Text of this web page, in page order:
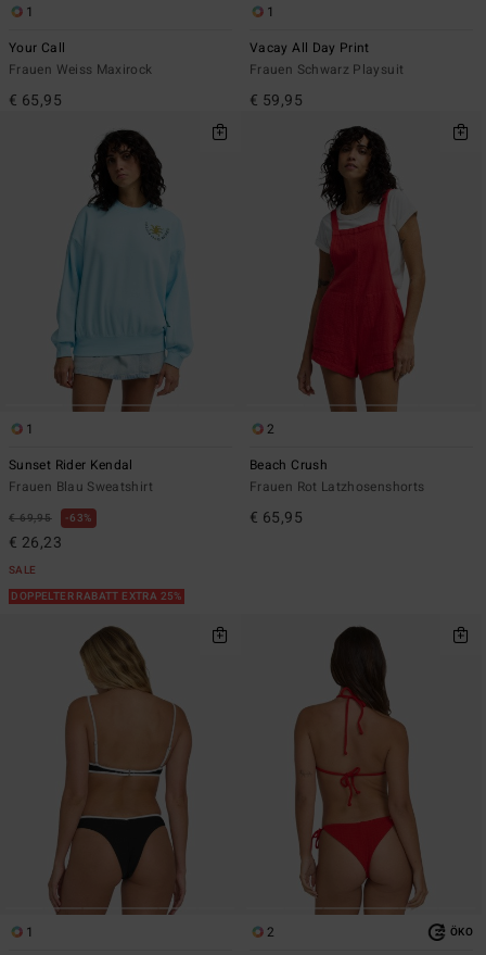
1
Your Call
Frauen Weiss Maxirock
€ 65,95
1
Vacay All Day Print
Frauen Schwarz Playsuit
€ 59,95
1
Sunset Rider Kendal
Frauen Blau Sweatshirt
€ 69,95 63%
€ 26,23
SALE
DOPPELTER RABATT EXTRA 25%
2
Beach Crush
Frauen Rot Latzhosenshorts
€ 65,95
1
2 ÖKO